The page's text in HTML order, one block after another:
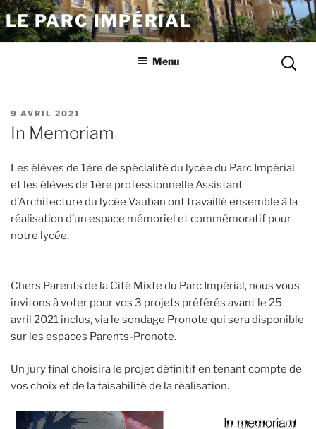
Aller
au
contenu
LE PARC IMPÉRIAL
Menu
pour
PUBLIÉ
LE
9 AVRIL 2021
In Memoriam
Les élèves de 1ère de spécialité du lycée du Parc Impérial
et les élèves de 1ère professionnelle Assistant
d’Architecture du lycée Vauban ont travaillé ensemble à la
réalisation d’un espace mémoriel et commémoratif pour
notre lycée.
Chers Parents de la Cité Mixte du Parc Impérial, nous vous
invitons à voter pour vos 3 projets préférés avant le 25
avril 2021 inclus, via le sondage Pronote qui sera disponible
sur les espaces Parents-Pronote.
Un jury final choisira le projet définitif en tenant compte de
vos choix et de la faisabilité de la réalisation.